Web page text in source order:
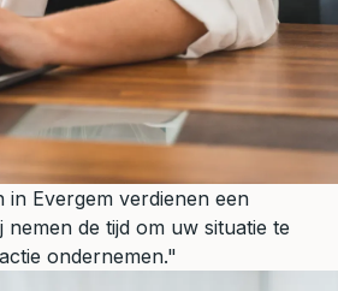
in Evergem verdienen een
nemen de tijd om uw situatie te
ondernemen."